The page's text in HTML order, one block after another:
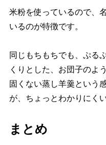
米粉を使っているので、
いるのが特徴です。
同じもちもちでも、ぷる
くりとした、お団子のよ
固くない蒸し羊羹という
が、ちょっとわかりにく
まとめ